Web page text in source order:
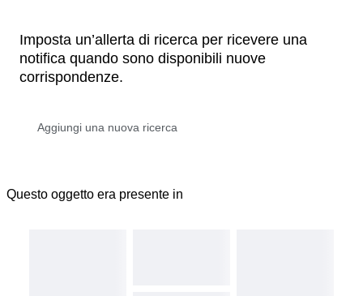
Imposta un’allerta di ricerca per ricevere una
notifica quando sono disponibili nuove
corrispondenze.
Questo oggetto era presente in